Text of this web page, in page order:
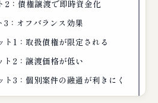
2：債権譲渡で即時資金化
3：オフバランス効果
ト1：取扱債権が限定される
ト2：譲渡価格が低い
ト3：個別案件の融通が利きにく